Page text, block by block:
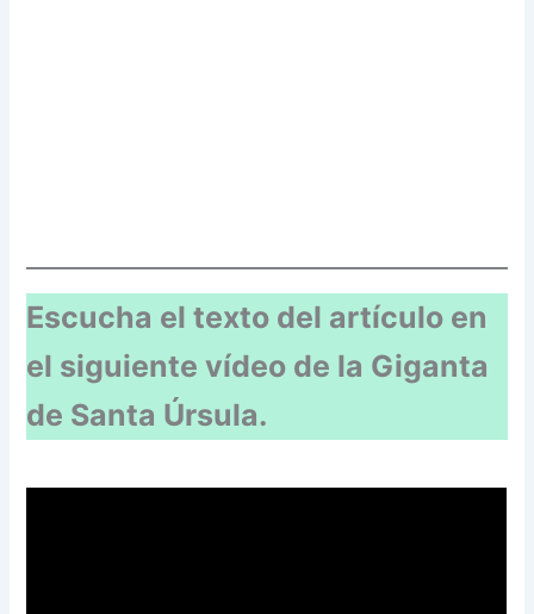
Escucha el texto del artículo en
el siguiente vídeo de la Giganta
de Santa Úrsula.